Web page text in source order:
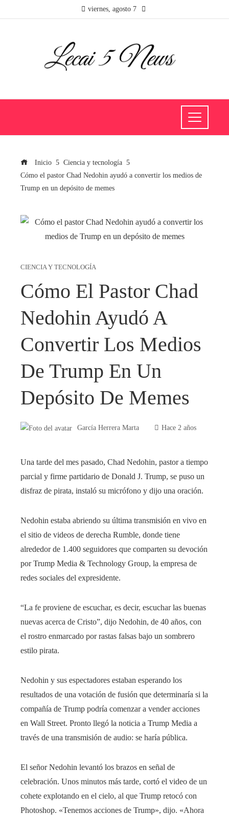
viernes, agosto 7
Inicio
Ciencia y tecnología
Cómo el pastor Chad Nedohin ayudó a convertir los medios de
Trump en un depósito de memes
CIENCIA Y TECNOLOGÍA
Cómo El Pastor Chad
Nedohin Ayudó A
Convertir Los Medios
De Trump En Un
Depósito De Memes
García Herrera Marta Hace 2 años
Una tarde del mes pasado, Chad Nedohin, pastor a tiempo
parcial y firme partidario de Donald J. Trump, se puso un
disfraz de pirata, instaló su micrófono y dijo una oración.
Nedohin estaba abriendo su última transmisión en vivo en
el sitio de videos de derecha Rumble, donde tiene
alrededor de 1.400 seguidores que comparten su devoción
por Trump Media & Technology Group, la empresa de
redes sociales del expresidente.
“La fe proviene de escuchar, es decir, escuchar las buenas
nuevas acerca de Cristo”, dijo Nedohin, de 40 años, con
el rostro enmarcado por rastas falsas bajo un sombrero
estilo pirata.
Nedohin y sus espectadores estaban esperando los
resultados de una votación de fusión que determinaría si la
compañía de Trump podría comenzar a vender acciones
en Wall Street. Pronto llegó la noticia a Trump Media a
través de una transmisión de audio: se haría pública.
El señor Nedohin levantó los brazos en señal de
celebración. Unos minutos más tarde, cortó el video de un
cohete explotando en el cielo, al que Trump retocó con
Photoshop. «Tenemos acciones de Trump», dijo. «Ahora